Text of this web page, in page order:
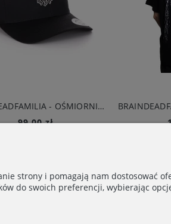
BRAINDEADFAMILIA - OŚMIORNICA SNAPBACK CZARNY
99,00 zł
strony i pomagają nam dostosować
do swoich preferencji, wybierając